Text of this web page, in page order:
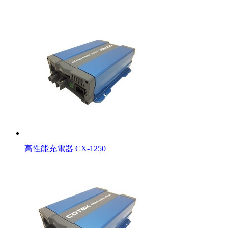
高性能充電器 CX-1250